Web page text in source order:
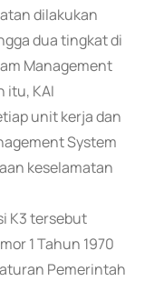
dilakukan
dua tingkat di
Management
itu, KAI
unit kerja dan
System
keselamatan
K3 tersebut
1 Tahun 1970
Pemerintah